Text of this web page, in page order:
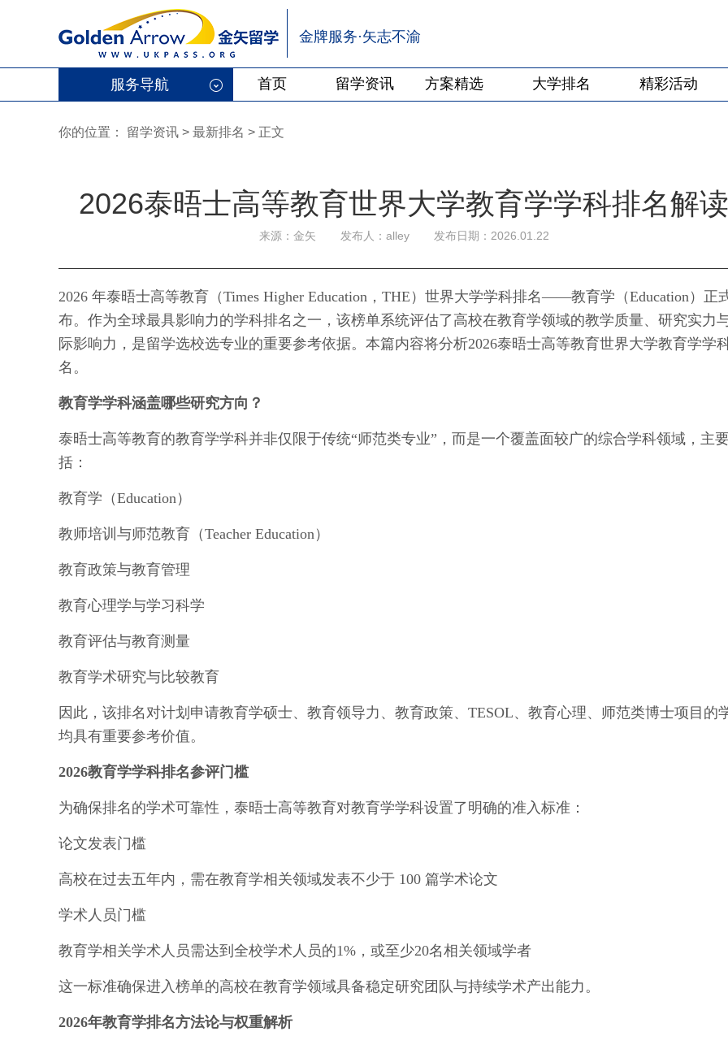
金牌服务·矢志不渝
服务导航 首页 留学资讯 方案精选 大学排名 精彩活动
你的位置： 留学资讯 > 最新排名 > 正文
2026泰晤士高等教育世界大学教育学学科排名解读
来源：金矢 发布人：alley 发布日期：2026.01.22
2026 年泰晤士高等教育（Times Higher Education，THE）世界大学学科排名——教育学（Education）正
布。作为全球最具影响力的学科排名之一，该榜单系统评估了高校在教育学领域的教学质量、研究实力
际影响力，是留学选校选专业的重要参考依据。本篇内容将分析2026泰晤士高等教育世界大学教育学学
名。
教育学学科涵盖哪些研究方向？
泰晤士高等教育的教育学学科并非仅限于传统“师范类专业”，而是一个覆盖面较广的综合学科领域，主
括：
教育学（Education）
教师培训与师范教育（Teacher Education）
教育政策与教育管理
教育心理学与学习科学
教育评估与教育测量
教育学术研究与比较教育
因此，该排名对计划申请教育学硕士、教育领导力、教育政策、TESOL、教育心理、师范类博士项目的
均具有重要参考价值。
2026教育学学科排名参评门槛
为确保排名的学术可靠性，泰晤士高等教育对教育学学科设置了明确的准入标准：
论文发表门槛
高校在过去五年内，需在教育学相关领域发表不少于 100 篇学术论文
学术人员门槛
教育学相关学术人员需达到 全校学术人员的1%，或至少20名相关领域学者
这一标准确保进入榜单的高校在教育学领域具备稳定研究团队与持续学术产出能力。
2026年教育学排名方法论与权重解析